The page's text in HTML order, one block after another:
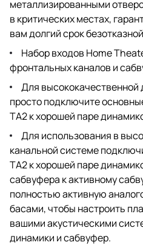
металлизированными
в критических местах,
вам долгий срок
Набор входов Home
фронтальных каналов и
Для высококачественной
просто подключите
TA2 к хорошей паре
Для использования в
канальной системе
TA2 к хорошей паре
сабвуфера к активному
полностью активную
басами, чтобы настроить
вашими акустическими
динамики и сабвуфер.